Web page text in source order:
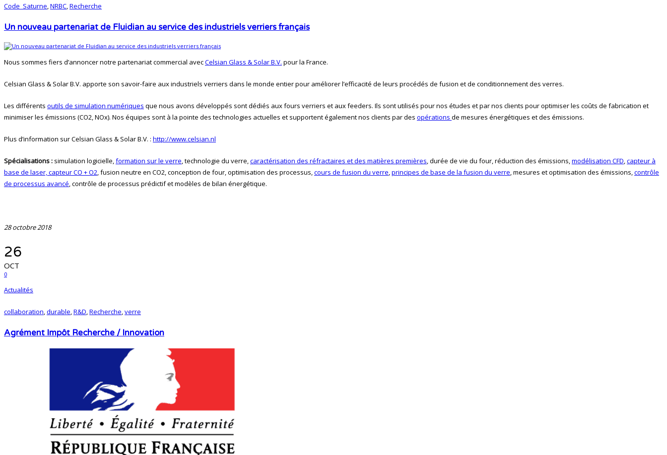
Code_Saturne NRBC Recherche
Un nouveau partenariat de Fluidian au service des industriels verriers français
Nous sommes fiers d’annoncer notre partenariat commercial avecCelsian Glass & Solar B.V. pour la France.
Celsian Glass & Solar B.V. apporte son savoir-faire auxindustriels verriers dans le monde entier pour améliorerl’efficacité de leurs procédés de fusion et de conditionnement des verres.
Les différents outils de simulation numériques que nous avons développés sont dédiés aux fours verriers et aux feeders. Ils sontutilisés pour nos études et par nos clients pour optimiser les coûts de fabrication et
minimiser les émissions (CO2, NOx). Nos équipes sont à la pointe des technologies actuelles et supportent également nos clients par des opérations de mesures énergétiques et des émissions.
Plus d’information sur Celsian Glass & Solar B.V. : http://www.celsian.nl
Spécialisations : simulation logicielle, formation sur le verre , technologie du verre, caractérisation des réfractaires et des matières premières , durée de vie du four, réduction des émissions, modélisation CFD capteur à
base de laser, capteur CO + O2 , fusion neutre en CO2, conception de four, optimisation des processus, cours de fusion du verre principes de base de la fusion du verre , mesures et optimisation des émissions, contrôle
de processus avancé , contrôle de processus prédictif et modèles de bilan énergétique.
28 octobre 2018
26
OCT
0
Actualités
collaboration durable R&D Recherche verre
Agrément Impôt Recherche / Innovation